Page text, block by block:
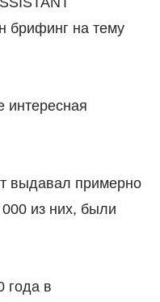
брифинг на тему
интересная
выдавал примерно
из них, были
года в